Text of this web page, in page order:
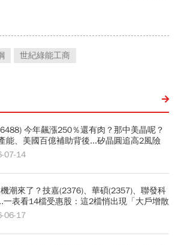
世紀綠能工商
今年飆漲250％還有肉？那中美晶呢？
能、美國百億補助背後...矽晶圓追高2風險
07-14
機潮來了？技嘉(2376)、華碩(2357)、聯發科
一表看14檔受惠股：這2檔悄出現「大戶增散
象
06-17